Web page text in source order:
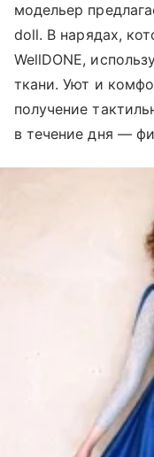
модельер
doll. В нарядах,
WellDONE,
ткани. Уют и
получение
в течение дня —